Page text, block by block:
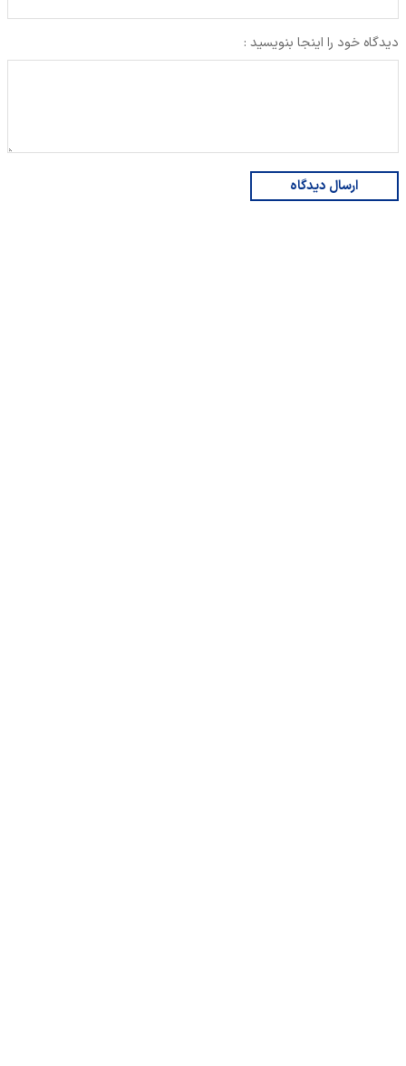
دیدگاه خود را اینجا بنویسید :
ارسال دیدگاه